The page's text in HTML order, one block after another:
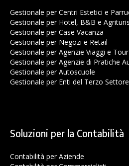
Gestionale per Centri Estetici e
Gestionale per Hotel, B&B e
Gestionale per Case Vacanza
Gestionale per Negozi e Retail
Gestionale per Agenzie Viaggi e
Gestionale per Agenzie di Pratiche
Gestionale per Autoscuole
Gestionale per Enti del Terzo Settore
Soluzioni per la Contabilità
Contabilità per Aziende